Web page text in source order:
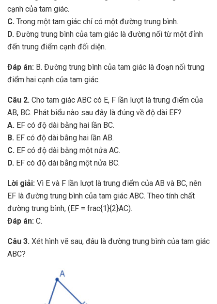
cạnh của tam giác.
C. Trong một tam giác chỉ có một đường trung bình.
D. Đường trung bình của tam giác là đường nối từ một đỉnh
đến trung điểm cạnh đối diện.
Đáp án: B. Đường trung bình của tam giác là đoạn nối trung
điểm hai cạnh của tam giác.
Câu 2. Cho tam giác ABC có E, F lần lượt là trung điểm của
AB, BC. Phát biểu nào sau đây là đúng về độ dài EF?
A. EF có độ dài bằng hai lần BC.
B. EF có độ dài bằng hai lần AB.
C. EF có độ dài bằng một nửa AC.
D. EF có độ dài bằng một nửa BC.
Lời giải: Vì E và F lần lượt là trung điểm của AB và BC, nên
EF là đường trung bình của tam giác ABC. Theo tính chất
đường trung bình, (EF = frac{1}{2}AC).
Đáp án: C.
Câu 3. Xét hình vẽ sau, đâu là đường trung bình của tam giác
ABC?